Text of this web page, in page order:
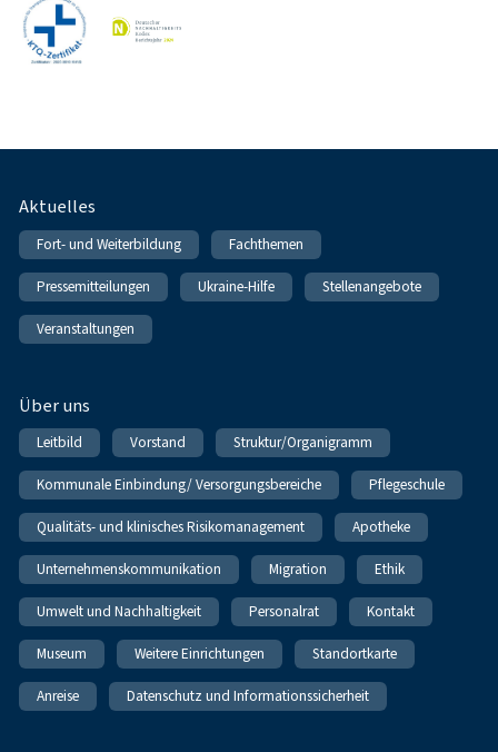
Fußnavigation
Aktuelles
Fort- und Weiterbildung Fachthemen
Pressemitteilungen Ukraine-Hilfe Stellenangebote
Veranstaltungen
Über uns
Leitbild Vorstand Struktur/Organigramm
Kommunale Einbindung/ Versorgungsbereiche Pflegeschule
Qualitäts- und klinisches Risikomanagement Apotheke
Unternehmenskommunikation Migration Ethik
Umwelt und Nachhaltigkeit Personalrat Kontakt
Museum Weitere Einrichtungen Standortkarte
Anreise Datenschutz und Informationssicherheit